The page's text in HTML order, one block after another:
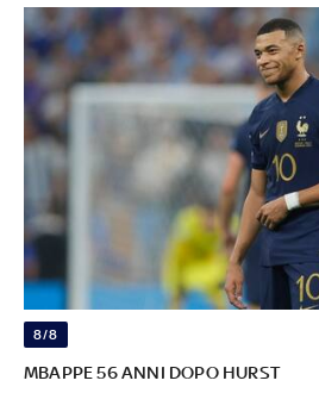
8/8
MBAPPE 56 ANNI DOPO HURST